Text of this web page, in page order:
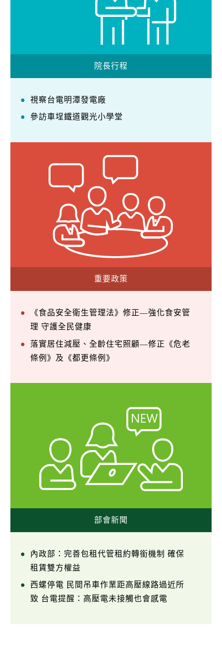
院長行程
視察台電明潭發電廠
參訪車埕鐵道觀光小學堂
重要政策
《食品安全衛生管理法》修正—強化食安管
理 守護全民健康
落實居住減壓、全齡住宅照顧—修正《危老
條例》及《都更條例》
部會新聞
內政部：完善包租代管租約轉銜機制 確保
租賃雙方權益
西螺停電 民間吊車作業距高壓線路過近所
致 台電提醒：高壓電未接觸也會感電